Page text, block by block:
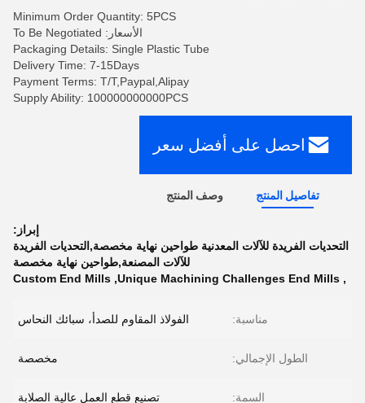
Minimum Order Quantity: 5PCS
الأسعار: To Be Negotiated
Packaging Details: Single Plastic Tube
Delivery Time: 7-15Days
Payment Terms: T/T,Paypal,Alipay
Supply Ability: 100000000000PCS
احصل على أفضل سعر
تفاصيل المنتج وصف المنتج
إبراز:
التحديات الفريدة للآلات المعدنية طواحين نهاية مخصصة,التحديات الفريدة
للآلات المصنعة,طواحين نهاية مخصصة
,
Unique Machining Challenges End Mills
,
Custom End Mills
مناسبة: الفولاذ المقاوم للصدأ، سبائك النحاس
الطول الإجمالي: مخصصة
السمة: تصنيع قطع العمل عالية الصلابة